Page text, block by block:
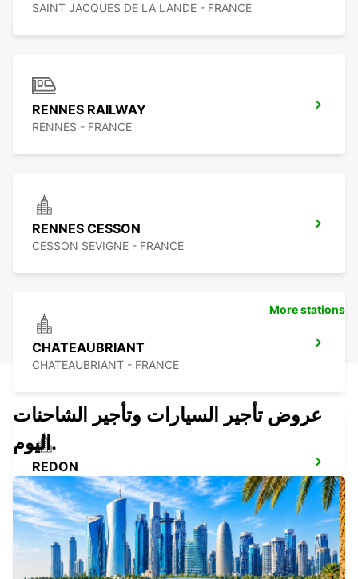
SAINT JACQUES DE LA LANDE - FRANCE
RENNES RAILWAY
RENNES - FRANCE
RENNES CESSON
CESSON SEVIGNE - FRANCE
CHATEAUBRIANT
CHATEAUBRIANT - FRANCE
REDON
REDON - FRANCE
More stations
عروض تأجير السيارات وتأجير الشاحنات
اليوم.